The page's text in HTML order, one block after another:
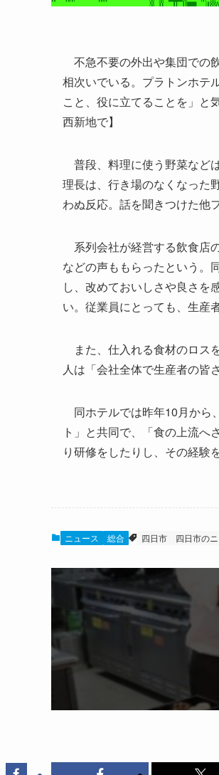
不急不要の外出や集団での
相次いでいる。プラトンホテ
こと、役に立てることを」と
西新地で】
普段、料理に使う野菜など
理長は、行き場のなくなった
わぬ反応。話を聞きつけた他
系列会社が経営する飲食店
などの声ももらったという。
し、改めておいしさや良さを
い。従業員にとっても、生産
また、仕入れる食材のロス
人は「会社全体で生産者の皆
同ホテルでは昨年10月から
ト」と共同で、「食の上流
り研修をしたりし、その経験
ニュース 総合 四日市 四日市の